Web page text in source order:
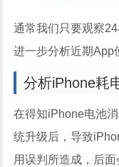
通常我们只要观察
进一步分析近期App
分析iPhone耗
在得知iPhone电池
统升级后，导致
用误判所造成，后